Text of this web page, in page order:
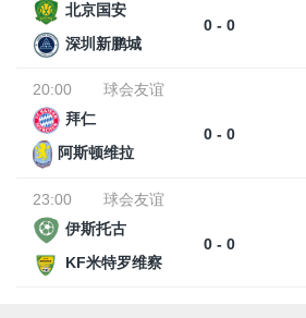
北京国安
0 - 0
深圳新鹏城
20:00
球会友谊
拜仁
0 - 0
阿斯顿维拉
23:00
球会友谊
伊斯托古
0 - 0
KF米特罗维察